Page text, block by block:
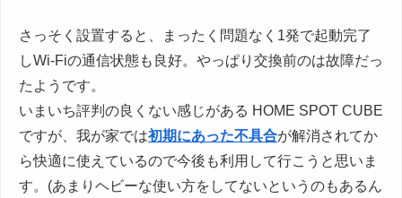
さっそく設置すると、まったく問題なく1発で起動完了
しWi-Fiの通信状態も良好。やっぱり交換前のは故障だっ
たようです。
いまいち評判の良くない感じがある HOME SPOT CUBE
ですが、我が家では初期にあった不具合が解消されてか
ら快適に使えているので今後も利用して行こうと思いま
す。(あまりヘビーな使い方をしてないというのもあるん